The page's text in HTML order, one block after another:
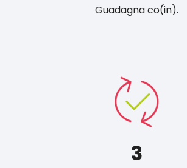
Guadagna co(in).
3